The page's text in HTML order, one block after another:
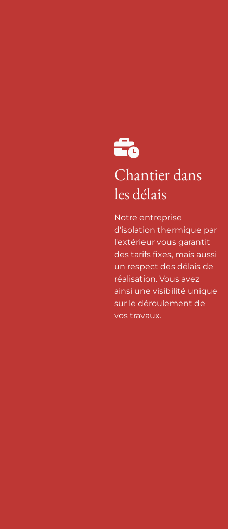
Chantier dans
les délais
Notre entreprise
d'isolation thermique par
l'extérieur vous garantit
des tarifs fixes, mais aussi
un respect des délais de
réalisation. Vous avez
ainsi une visibilité unique
sur le déroulement de
vos travaux.